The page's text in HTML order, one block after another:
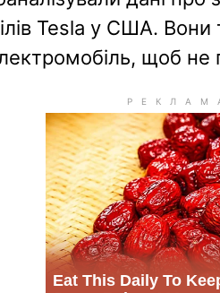
Tesla у США. Вони
щоб